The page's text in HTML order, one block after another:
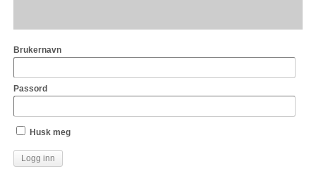
Brukernavn
Passord
Husk meg